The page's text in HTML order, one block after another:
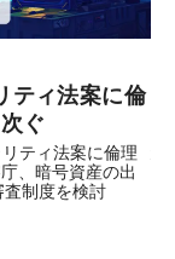
ティ法案に倫
ぐ
ティ法案に倫理
、暗号資産の出
査制度を検討